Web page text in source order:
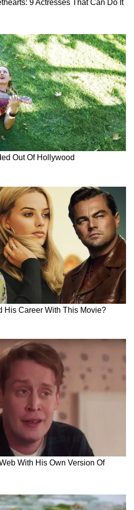
तक
IIT Delhi में PM Modi के
कार्यक्रम पर भड़क गए Owaisi,
'सिर झुकाने' पर उठाए सवाल
7 महीने पहले जहां अजित पवार का
प्लेन हुआ क्रैश वहीं एक और विमान
हादसा, लैंडिंग के दौरान पोल से
टकराया प्लेन
के कार्यक्रम पर भड़क
पर उठाए सवाल
चाहिए ऐसी